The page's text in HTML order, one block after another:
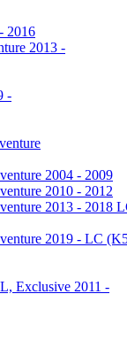
2016
2013 -
-
2004 - 2009
2010 - 2012
2013 - 2018
2019 - LC
Exclusive 2011 -